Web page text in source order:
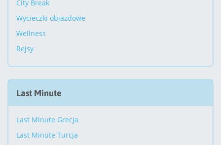
City Break
Wycieczki objazdowe
Wellness
Rejsy
Last Minute
Last Minute Grecja
Last Minute Turcja